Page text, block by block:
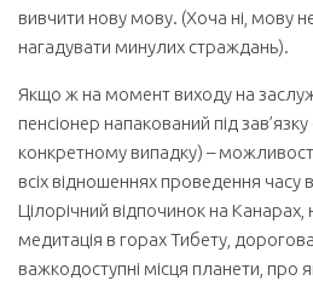
вивчити нову мову. (Хоча ні, мову
нагадувати минулих страждань).
Якщо ж на момент виходу на
пенсіонер напакований під
конкретному випадку) –
всіх відношеннях проведення часу
Цілорічний відпочинок на Канарах,
медитація в горах Тибету,
важкодоступні місця планети, про